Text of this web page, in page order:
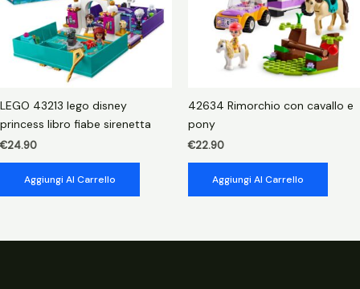
LEGO 43213 lego disney
princess libro fiabe sirenetta
€24.90
Aggiungi Al Carrello
42634 Rimorchio con cavallo e
pony
€22.90
Aggiungi Al Carrello